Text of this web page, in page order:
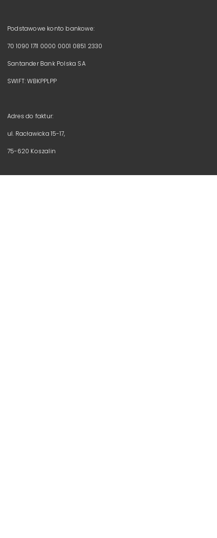
Podstawowe konto bankowe:
70 1090 1711 0000 0001 0851 2330
Santander Bank Polska SA
SWIFT: WBKPPLPP
Adres do faktur:
ul. Racławicka 15-17,
75-620 Koszalin